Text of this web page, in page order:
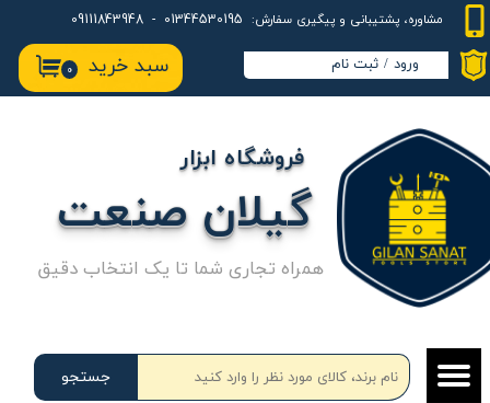
مشاوره، پشتیبانی و پیگیری سفارش:
۰ سبد خرید ورود / ثبت نام
حساب کاربری من
تغییر گذر واژه
سفارشات
خروج از حساب کاربری
جستجو
گیلان صنعت
فروشگاه ابزار
همراه تجاری شما تا یک انتخاب دقیق